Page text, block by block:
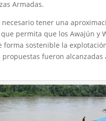
Armadas.
necesario tener una
permita que los Awajún y
forma sostenible la
propuestas fueron alcanzadas